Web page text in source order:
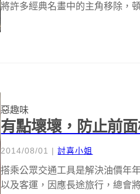
將許多經典名畫中的主角移除，
惡趣味
有點壞壞，防止前
2014/08/01 |討喜小姐
搭乘公眾交通工具是解決油價年
以及客運，因應長途旅行，總會